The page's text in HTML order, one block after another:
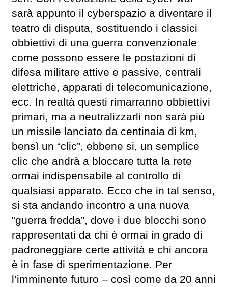
sarà appunto il cyberspazio a diventare il
teatro di disputa, sostituendo i classici
obbiettivi di una guerra convenzionale
come possono essere le postazioni di
difesa militare attive e passive, centrali
elettriche, apparati di telecomunicazione,
ecc. In realtà questi rimarranno obbiettivi
primari, ma a neutralizzarli non sarà più
un missile lanciato da centinaia di km,
bensì un “clic”, ebbene si, un semplice
clic che andrà a bloccare tutta la rete
ormai indispensabile al controllo di
qualsiasi apparato. Ecco che in tal senso,
si sta andando incontro a una nuova
“guerra fredda”, dove i due blocchi sono
rappresentati da chi è ormai in grado di
padroneggiare certe attività e chi ancora
è in fase di sperimentazione. Per
l’imminente futuro – così come da 20 anni